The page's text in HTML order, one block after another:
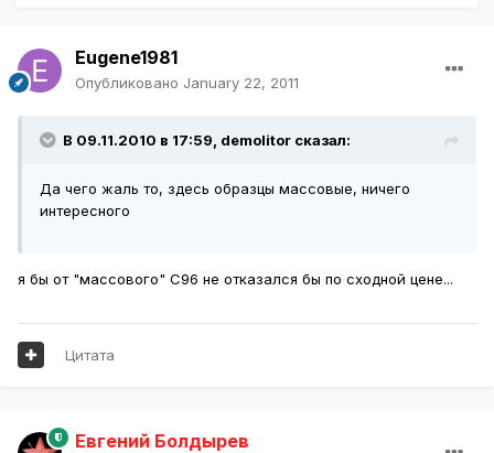
Eugene1981
Опубликовано January 22, 2011
В 09.11.2010 в 17:59, demolitor сказал:
Да чего жаль то, здесь образцы массовые, ничего
интересного
я бы от "массового" С96 не отказался бы по сходной цене...
Цитата
Евгений Болдырев